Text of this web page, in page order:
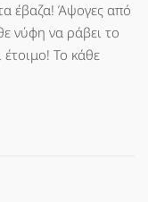
έβαζα! Άψογες από
νύφη να ράβει το
Το κάθε